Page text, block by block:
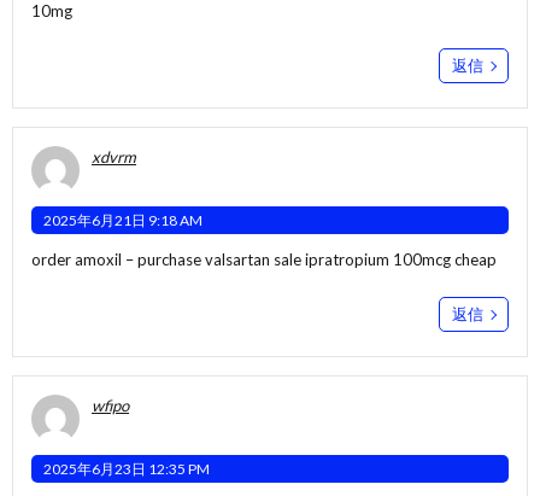
10mg
返信
xdvrm
2025年6月21日 9:18 AM
order amoxil –purchase valsartan saleipratropium 100mcg cheap
返信
wfipo
2025年6月23日 12:35 PM